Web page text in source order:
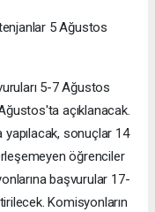
5 Ağustos
5-7 Ağustos
açıklanacak.
sonuçlar 14
öğrenciler
başvurular 17-
Komisyonların